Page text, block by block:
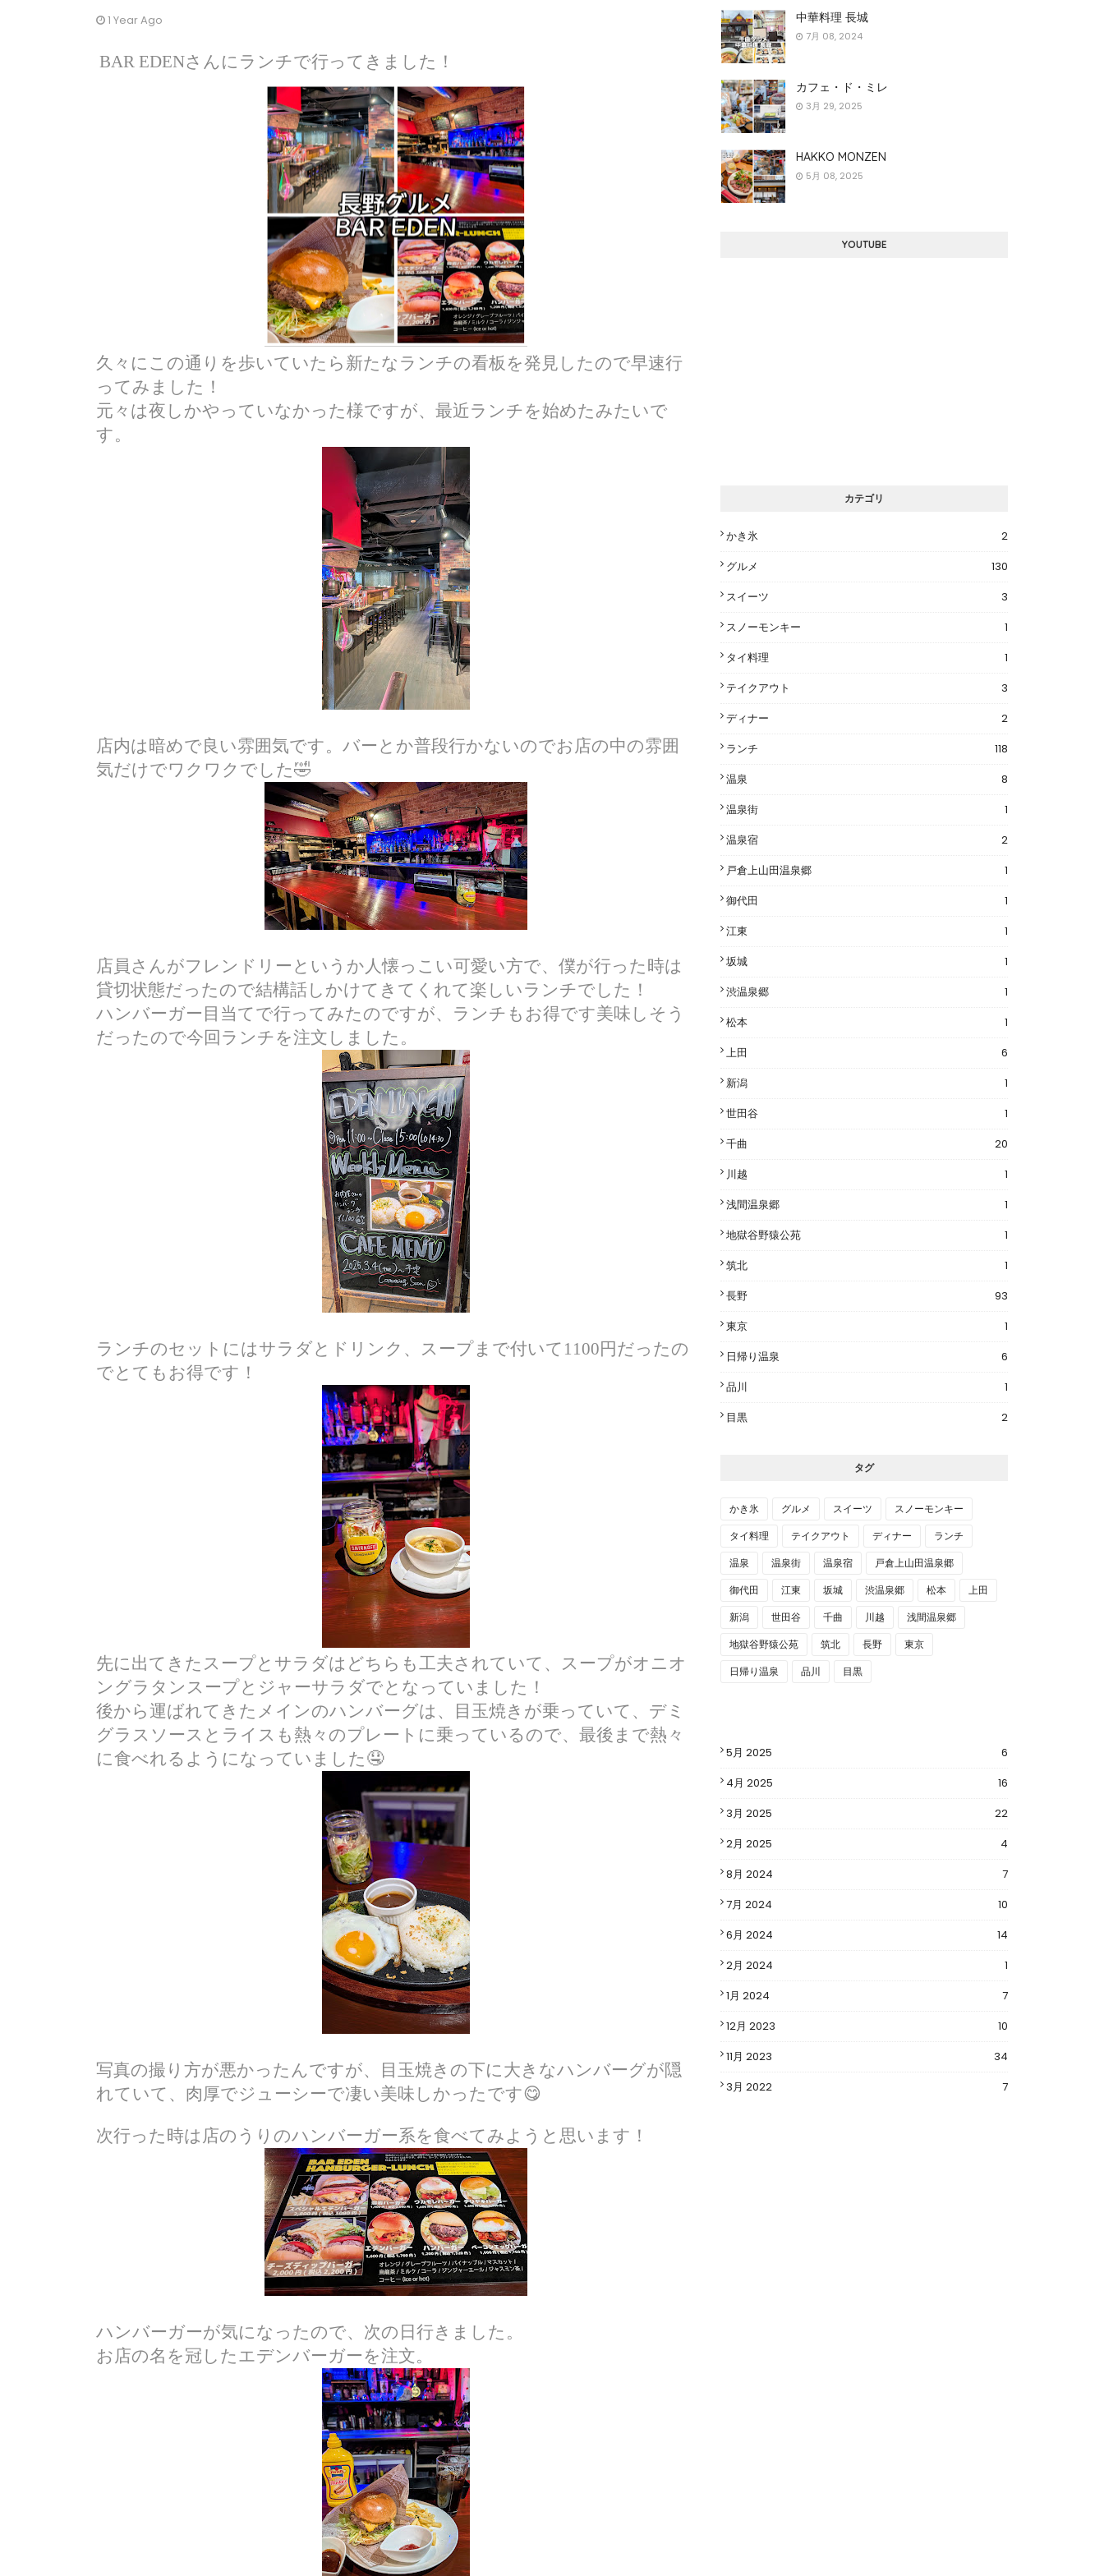
1 Year Ago
BAR EDENさんにランチで行ってきました！
久々にこの通りを歩いていたら新たなランチの看板を発見したので早速行
ってみました！
元々は夜しかやっていなかった様ですが、最近ランチを始めたみたいで
す。
店内は暗めで良い雰囲気です。バーとか普段行かないのでお店の中の雰囲
気だけでワクワクでした🤣
店員さんがフレンドリーというか人懐っこい可愛い方で、僕が行った時は
貸切状態だったので結構話しかけてきてくれて楽しいランチでした！
ハンバーガー目当てで行ってみたのですが、ランチもお得です美味しそう
だったので今回ランチを注文しました。
ランチのセットにはサラダとドリンク、スープまで付いて1100円だったの
でとてもお得です！
先に出てきたスープとサラダはどちらも工夫されていて、スープがオニオ
ングラタンスープとジャーサラダでとなっていました！
後から運ばれてきたメインのハンバーグは、目玉焼きが乗っていて、デミ
グラスソースとライスも熱々のプレートに乗っているので、最後まで熱々
に食べれるようになっていました🤤
写真の撮り方が悪かったんですが、目玉焼きの下に大きなハンバーグが隠
れていて、肉厚でジューシーで凄い美味しかったです😋
次行った時は店のうりのハンバーガー系を食べてみようと思います！
ハンバーガーが気になったので、次の日行きました。
お店の名を冠したエデンバーガーを注文。
中華料理 長城
7月 08, 2024
カフェ・ド・ミレ
3月 29, 2025
HAKKO MONZEN
5月 08, 2025
YOUTUBE
カテゴリ
かき氷
2
グルメ
130
スイーツ
3
スノーモンキー
1
タイ料理
1
テイクアウト
3
ディナー
2
ランチ
118
温泉
8
温泉街
1
温泉宿
2
戸倉上山田温泉郷
1
御代田
1
江東
1
坂城
1
渋温泉郷
1
松本
1
上田
6
新潟
1
世田谷
1
千曲
20
川越
1
浅間温泉郷
1
地獄谷野猿公苑
1
筑北
1
長野
93
東京
1
日帰り温泉
6
品川
1
目黒
2
タグ
かき氷 グルメ スイーツ
スノーモンキー
タイ料理
テイクアウト ディナー
ランチ
温泉
温泉街 温泉宿
戸倉上山田温泉郷
御代田
江東 坂城 渋温泉郷 松本
上田
新潟
世田谷 千曲 川越
浅間温泉郷
地獄谷野猿公苑
筑北 長野
東京
日帰り温泉
品川 目黒
5月 2025
6
4月 2025
16
3月 2025
22
2月 2025
4
8月 2024
7
7月 2024
10
6月 2024
14
2月 2024
1
1月 2024
7
12月 2023
10
11月 2023
34
3月 2022
7